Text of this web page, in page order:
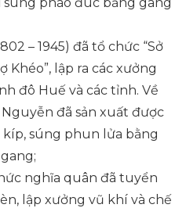
– 1945) đã tổ chức “Sở
Khéo”, lập ra các xưởng
đô Huế và các tỉnh. Về
đã sản xuất được
kíp, súng phun lửa bằng
nghĩa quân đã tuyển
lập xưởng vũ khí và chế